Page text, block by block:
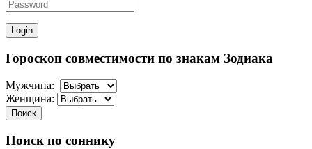
Гороскоп совместимости по знакам Зодиака
Мужчина:
Женщина:
Поиск
Поиск по соннику